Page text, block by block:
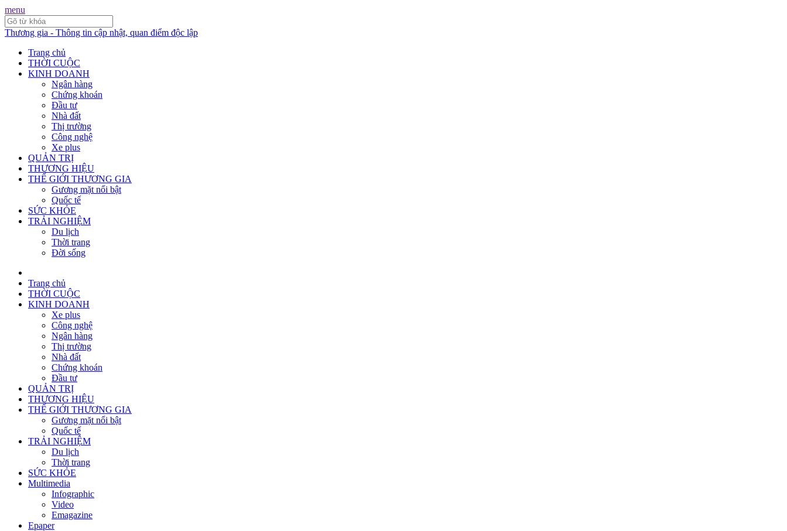
menu
Thương gia - Thông tin cập nhật, quan điểm độc lập
Trang chủ
THỜI CUỘC
KINH DOANH
Ngân hàng
Chứng khoán
Đầu tư
Nhà đất
Thị trường
Công nghệ
Xe plus
QUẢN TRỊ
THƯƠNG HIỆU
THẾ GIỚI THƯƠNG GIA
Gương mặt nổi bật
Quốc tế
SỨC KHỎE
TRẢI NGHIỆM
Du lịch
Thời trang
Đời sống
Trang chủ
THỜI CUỘC
KINH DOANH
Xe plus
Công nghệ
Ngân hàng
Thị trường
Nhà đất
Chứng khoán
Đầu tư
QUẢN TRỊ
THƯƠNG HIỆU
THẾ GIỚI THƯƠNG GIA
Gương mặt nổi bật
Quốc tế
TRẢI NGHIỆM
Du lịch
Thời trang
SỨC KHỎE
Multimedia
Infographic
Video
Emagazine
Epaper